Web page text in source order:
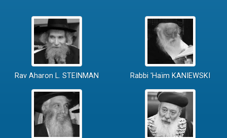
Rav Aharon L. STEINMAN Rabbi 'Haïm KANIEWSKI